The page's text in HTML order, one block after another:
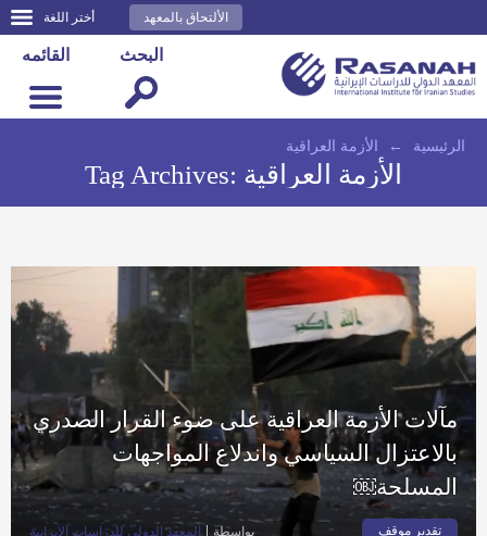
أختر اللغة الألتحاق بالمعهد
القائمه البحث
الرئيسية ← الأزمة العراقية
Tag Archives: الأزمة العراقية
مآلات الأزمة العراقية على ضوء القرار الصدري
بالاعتزال السياسي واندلاع المواجهات
المسلحة￼
تقدير موقف بواسطة المعهد الدولي للدراسات الإيرانية